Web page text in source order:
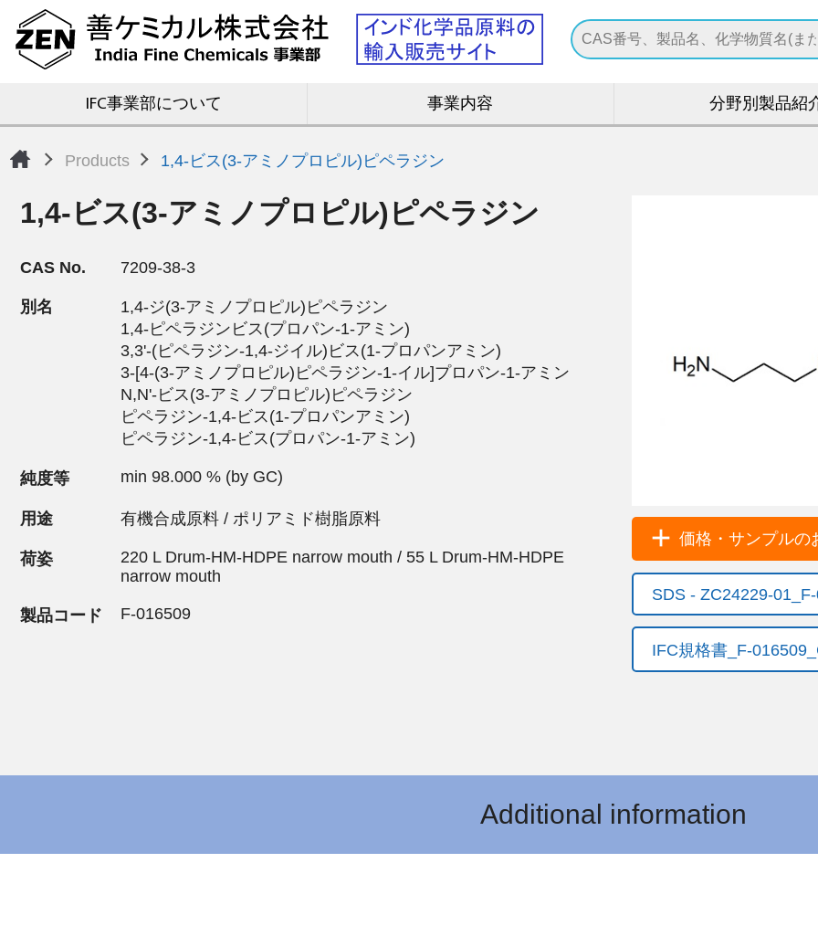
IFC事業部について 事業内容 分野別製品紹
Products 1,4-ビス(3-アミノプロピル)ピペラジン
価格・サンプルの
SDS - ZC24229-
IFC規格書_F-
1,4-ビス(3-アミノプロピル)ピペラジン
CAS No. 7209-38-3
別名
1,4-ジ(3-アミノプロピル)ピペラジン
1,4-ピペラジンビス(プロパン-1-アミン)
3,3'-(ピペラジン-1,4-ジイル)ビス(1-プロパンアミン)
3-[4-(3-アミノプロピル)ピペラジン-1-イル]プロパン-1-アミン
N,N'-ビス(3-アミノプロピル)ピペラジン
ピペラジン-1,4-ビス(1-プロパンアミン)
ピペラジン-1,4-ビス(プロパン-1-アミン)
純度等 min 98.000 % (by GC)
用途 有機合成原料 / ポリアミド樹脂原料
荷姿
220 L Drum-HM-HDPE narrow mouth / 55 L Drum-HM-HDPE
narrow mouth
製品コード F-016509
Additional information